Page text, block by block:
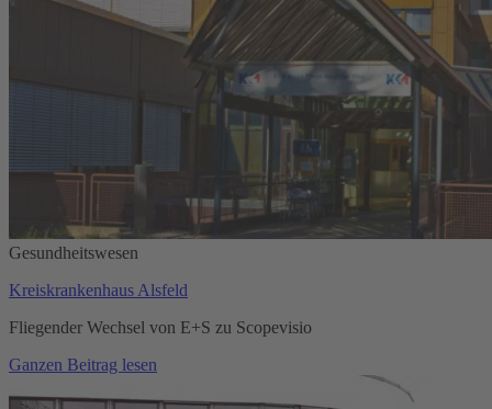
Gesundheitswesen
Kreiskrankenhaus Alsfeld
Fliegender Wechsel von E+S zu Scopevisio
Ganzen Beitrag lesen